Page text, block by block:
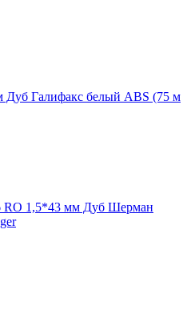
Дуб Галифакс белый ABS (75 м
RO 1,5*43 мм Дуб Шерман